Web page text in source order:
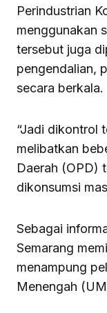
Perindustrian
menggunakan
tersebut juga
pengendalian,
secara berkala.
“Jadi dikontrol
melibatkan
Daerah (OPD)
dikonsumsi
Sebagai
Semarang
menampung
Menengah